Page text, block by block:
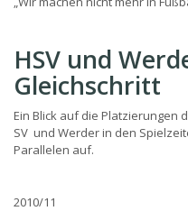
HSV und
Gleichschritt
Ein Blick auf die Platzierungen
SV und Werder in den
Parallelen auf.
2010/11